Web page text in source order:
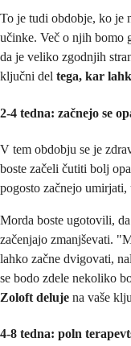
To je tudi obdobje, ko je
učinke. Več o njih bomo
da je veliko zgodnjih
ključni del tega, kar
2-4 tedna: začnejo se
V tem obdobju se je
boste začeli čutiti bolj
pogosto začnejo
Morda boste ugotovili,
začenjajo zmanjševati.
lahko začne dvigovati,
se bodo zdele nekoliko
Zoloft deluje na vaše
4-8 tedna: poln